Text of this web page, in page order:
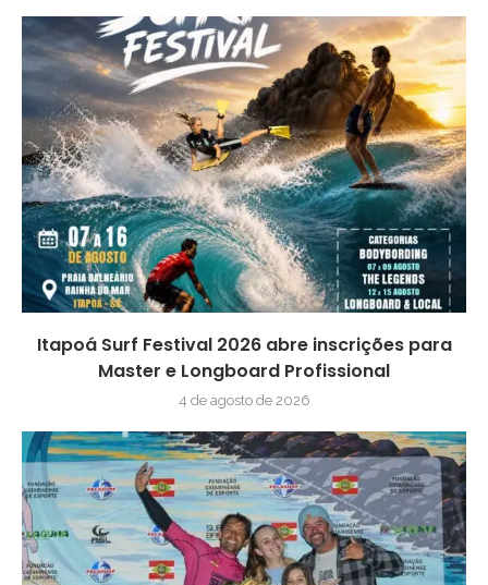
Itapoá Surf Festival 2026 abre inscrições para
Master e Longboard Profissional
4 de agosto de 2026